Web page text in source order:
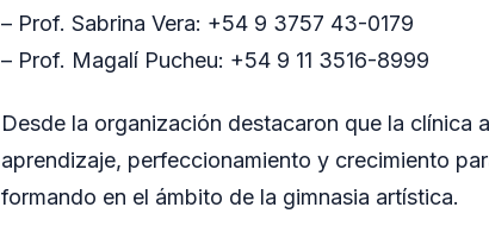
– Prof. Sabrina Vera: +54 9 3757 43-0179
– Prof. Magalí Pucheu: +54 9 11 3516-8999
Desde la organización destacaron que la clínica
aprendizaje, perfeccionamiento y crecimiento
formando en el ámbito de la gimnasia artística.